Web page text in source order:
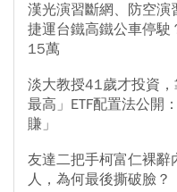
漢光演習斷網、防空
捷運台鐵高鐵公車停駛
15萬
淡大教授41歲才投資
最高」ETF配置法公開
賺」
友達二把手柯富仁裸辭
人，為何最後撕破臉？